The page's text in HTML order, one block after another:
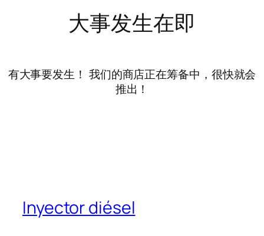
大事发生在即
有大事要发生！ 我们的商店正在筹备中，很快就会
推出！
Inyector diésel